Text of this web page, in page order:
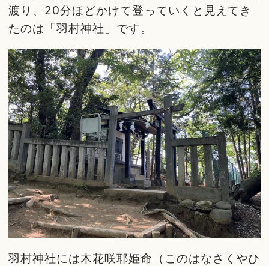
渡り、20分ほどかけて登っていくと見えてき
たのは「羽村神社」です。
羽村神社には木花咲耶姫命（このはなさくやひ